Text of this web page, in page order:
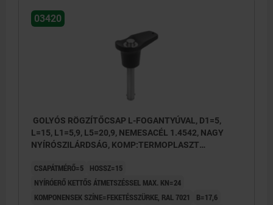
03420
GOLYÓS RÖGZÍTŐCSAP L-FOGANTYÚVAL, D1=5,
L=15, L1=5,9, L5=20,9, NEMESACÉL 1.4542, NAGY
NYÍRÓSZILÁRDSÁG, KOMP:TERMOPLASZT
CSAPÁTMÉRŐ=5
HOSSZ=15
NYÍRÓERŐ KETTŐS ÁTMETSZÉSSEL MAX. KN=24
KOMPONENSEK SZÍNE=FEKETÉSSZÜRKE, RAL 7021
B=17,6